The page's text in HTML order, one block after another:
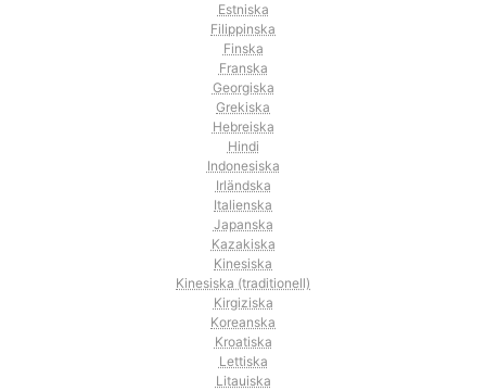
Estniska
Filippinska
Finska
Franska
Georgiska
Grekiska
Hebreiska
Hindi
Indonesiska
Irländska
Italienska
Japanska
Kazakiska
Kinesiska
Kinesiska (traditionell)
Kirgiziska
Koreanska
Kroatiska
Lettiska
Litauiska